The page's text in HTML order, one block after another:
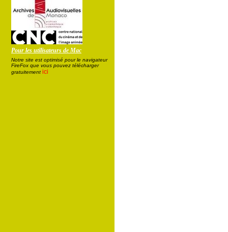
Pour les utilisateurs de Mac
Notre site est optimisé pour le navigateur
FireFox que vous pouvez télécharger
gratuitement ici